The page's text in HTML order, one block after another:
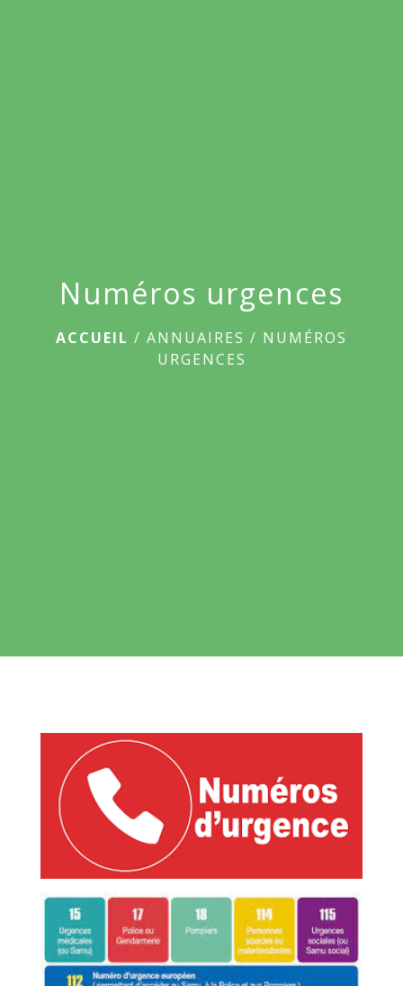
Numéros urgences
ACCUEIL / ANNUAIRES / NUMÉROS
URGENCES